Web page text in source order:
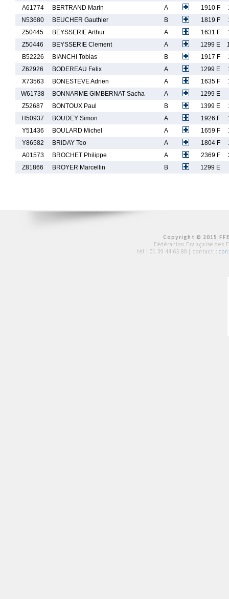
A61774
BERTRAND Marin A 1910 F
N53680
BEUCHER Gauthier B 1819 F
Z50445
BEYSSERIE Arthur A 1631 F
Z50446
BEYSSERIE Clement A 1299 E
B52226
BIANCHI Tobias B 1917 F
Z62926
BODEREAU Felix A 1299 E
X73563
BONESTEVE Adrien A 1635 F
W61738
BONNARME GIMBERNAT Sacha A
1299 E
Z52687
BONTOUX Paul B 1399 E
H50937
BOUDEY Simon A 1926 F
Y51436
BOULARD Michel A 1659 F
Y86582
BRIDAY Teo A 1804 F
A01573
BROCHET Philippe A 2369 F
Z81866
BROYER Marcellin B 1299 E
Copyright © 2015
Fédération Française des
tél : 01 39 44 65 80 | contact :